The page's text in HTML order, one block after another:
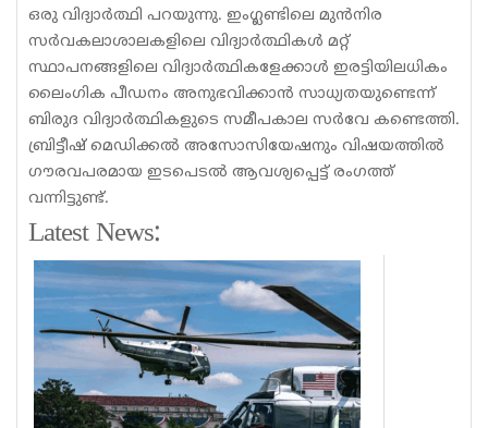
ഒരു വിദ്യാർത്ഥി പറയുന്നു. ഇംഗ്ലണ്ടിലെ മുൻനിര
സർവകലാശാലകളിലെ വിദ്യാർത്ഥികൾ മറ്റ്
സ്ഥാപനങ്ങളിലെ വിദ്യാർത്ഥികളേക്കാൾ ഇരട്ടിയിലധികം
ലൈംഗിക പീഡനം അനുഭവിക്കാൻ സാധ്യതയുണ്ടെന്ന്
ബിരുദ വിദ്യാർത്ഥികളുടെ സമീപകാല സർവേ കണ്ടെത്തി.
ബ്രിട്ടീഷ് മെഡിക്കൽ അസോസിയേഷനും വിഷയത്തിൽ
ഗൗരവപരമായ ഇടപെടൽ ആവശ്യപ്പെട്ട് രംഗത്ത്
വന്നിട്ടുണ്ട്.
Latest News: